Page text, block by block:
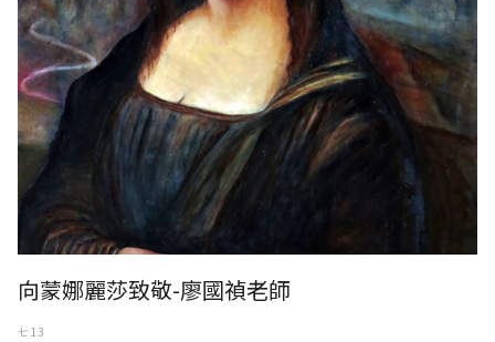
向蒙娜麗莎致敬-廖國禎老師
七 13